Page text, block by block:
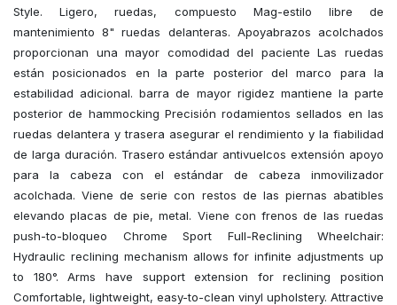
Style. Ligero, ruedas, compuesto Mag-estilo libre de
mantenimiento 8" ruedas delanteras. Apoyabrazos acolchados
proporcionan una mayor comodidad del paciente Las ruedas
están posicionados en la parte posterior del marco para la
estabilidad adicional. barra de mayor rigidez mantiene la parte
posterior de hammocking Precisión rodamientos sellados en las
ruedas delantera y trasera asegurar el rendimiento y la fiabilidad
de larga duración. Trasero estándar antivuelcos extensión apoyo
para la cabeza con el estándar de cabeza inmovilizador
acolchada. Viene de serie con restos de las piernas abatibles
elevando placas de pie, metal. Viene con frenos de las ruedas
push-to-bloqueo Chrome Sport Full-Reclining Wheelchair:
Hydraulic reclining mechanism allows for infinite adjustments up
to 180°. Arms have support extension for reclining position
Comfortable, lightweight, easy-to-clean vinyl upholstery. Attractive